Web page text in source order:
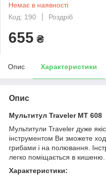
Немає в наявності
Код: 190
Роздріб
655 ₴
Опис Характеристики
Опис
Мультитул Traveler MT 608
Мультитули Traveler дуже
інструментом Ви зможете
грибами і на полювання.
легко поміщається в кишеню.
Характеристики: